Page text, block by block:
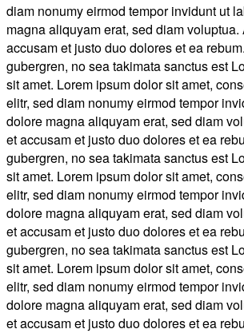
diam nonumy eirmod tempor invidunt ut
magna aliquyam erat, sed diam voluptua.
accusam et justo duo dolores et ea
gubergren, no sea takimata sanctus est
sit amet. Lorem ipsum dolor sit amet,
elitr, sed diam nonumy eirmod tempor
dolore magna aliquyam erat, sed diam
et accusam et justo duo dolores et ea
gubergren, no sea takimata sanctus est
sit amet. Lorem ipsum dolor sit amet,
elitr, sed diam nonumy eirmod tempor
dolore magna aliquyam erat, sed diam
et accusam et justo duo dolores et ea
gubergren, no sea takimata sanctus est
sit amet. Lorem ipsum dolor sit amet,
elitr, sed diam nonumy eirmod tempor
dolore magna aliquyam erat, sed diam
et accusam et justo duo dolores et ea